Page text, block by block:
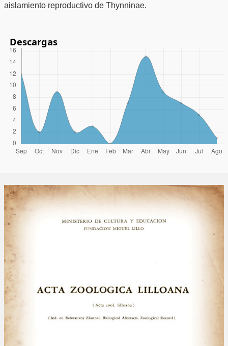
aislamiento reproductivo de Thynninae.
Descargas